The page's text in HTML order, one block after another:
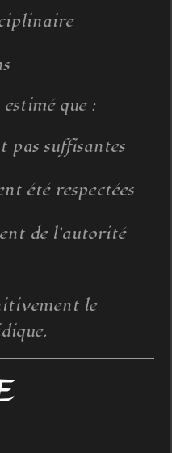
que :
pas suffisantes
été respectées
de l’autorité
le